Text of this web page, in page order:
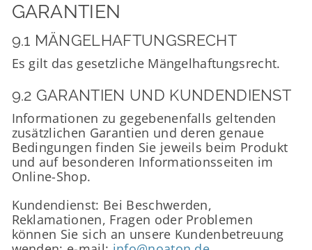
GARANTIEN​​​​​​​
9.1 MÄNGELHAFTUNGSRECHT
Es gilt das gesetzliche Mängelhaftungsrecht.
9.2 GARANTIEN UND KUNDENDIENST
Informationen zu gegebenenfalls geltenden
zusätzlichen Garantien und deren genaue
Bedingungen finden Sie jeweils beim Produkt
und auf besonderen Informationsseiten im
Online-Shop.
Kundendienst: Bei Beschwerden,
Reklamationen, Fragen oder Problemen
können Sie sich an unsere Kundenbetreuung